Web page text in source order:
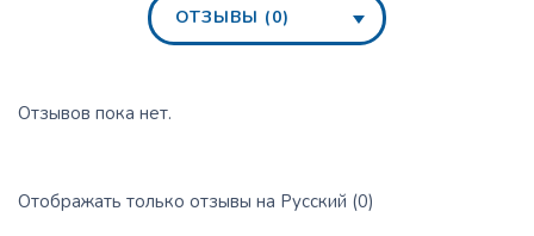
ОТЗЫВЫ (0)
Отзывов пока нет.
Отображать только отзывы на Русский (0)